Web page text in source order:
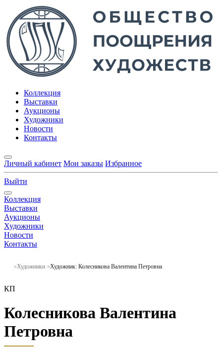
Коллекция
Выставки
Аукционы
Художники
Новости
Контакты
Личный кабинет Мои заказы Избранное
Выйти
Коллекция
Выставки
Аукционы
Художники
Новости
Контакты
Художники Художник: Колесникова Валентина Петровна
КП
Колесникова Валентина
Петровна